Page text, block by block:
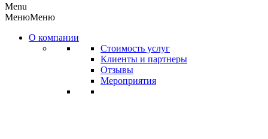
Menu
МенюМеню
О компании
Стоимость услуг
Клиенты и партнеры
Отзывы
Мероприятия